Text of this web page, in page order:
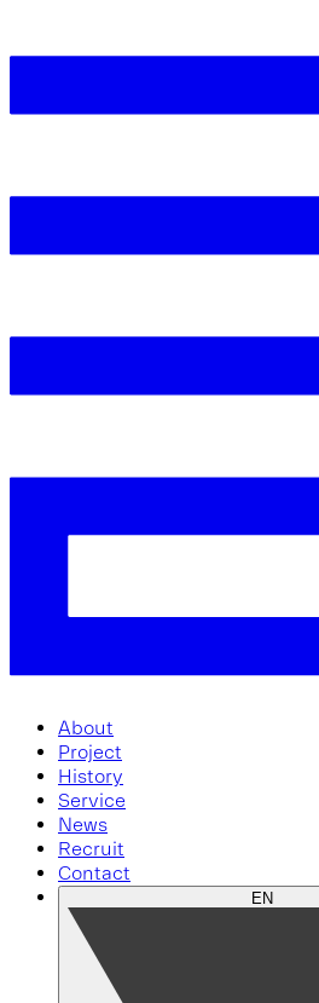
About
Project
History
Service
News
Recruit
Contact
EN